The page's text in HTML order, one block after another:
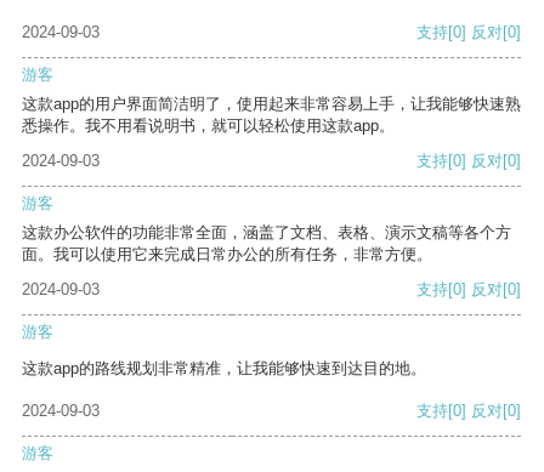
2024-09-03 支持[0] 反对[0]
游客
这款app的用户界面简洁明了，使用起来非常容易上手，让我能够快速熟
悉操作。我不用看说明书，就可以轻松使用这款app。
2024-09-03
支持[0] 反对[0]
游客
这款办公软件的功能非常全面，涵盖了文档、表格、演示文稿等各个方
面。我可以使用它来完成日常办公的所有任务，非常方便。
2024-09-03
支持[0] 反对[0]
游客
这款app的路线规划非常精准，让我能够快速到达目的地。
2024-09-03 支持[0] 反对[0]
游客